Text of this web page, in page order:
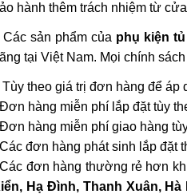
hành thêm trách nhiệm từ
Các sản phẩm của phụ kiện
tại Việt Nam. Mọi chính
Tùy theo giá trị đơn hàng để áp
hàng miễn phí lắp đặt tùy
hàng miễn phí giao hàng
đơn hàng phát sinh lắp đặt
đơn hàng thường rẻ hơn
Hạ Đình, Thanh Xuân, Hà